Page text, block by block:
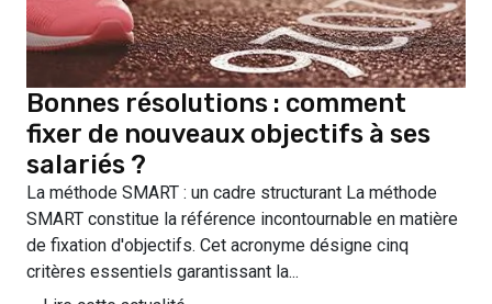
Bonnes résolutions : comment
fixer de nouveaux objectifs à ses
salariés ?
La méthode SMART : un cadre structurant La méthode
SMART constitue la référence incontournable en matière
de fixation d'objectifs. Cet acronyme désigne cinq
critères essentiels garantissant la...